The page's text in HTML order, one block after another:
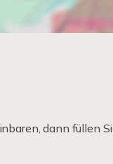
dann füllen